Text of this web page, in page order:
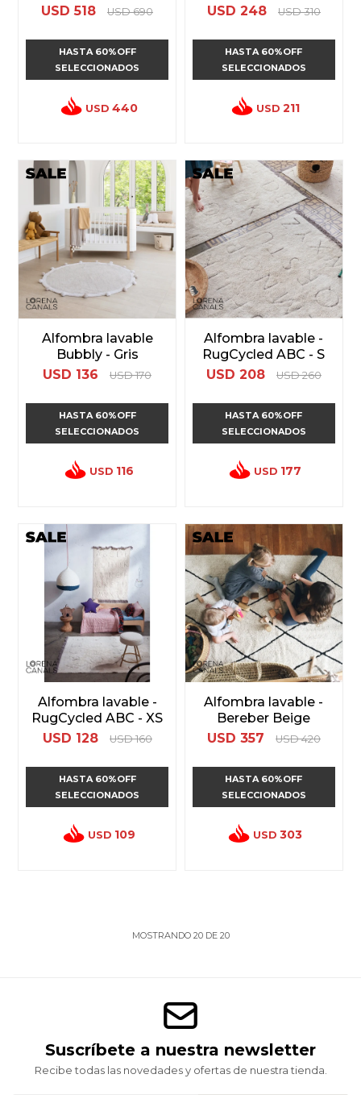
USD 518 USD 690
HASTA 60%OFF
SELECCIONADOS
USD 440
USD 248 USD 310
HASTA 60%OFF
SELECCIONADOS
USD 211
Alfombra lavable
Bubbly - Gris
USD 136 USD 170
HASTA 60%OFF
SELECCIONADOS
USD 116
Alfombra lavable -
RugCycled ABC - S
USD 208 USD 260
HASTA 60%OFF
SELECCIONADOS
USD 177
Alfombra lavable -
RugCycled ABC - XS
USD 128 USD 160
HASTA 60%OFF
SELECCIONADOS
USD 109
Alfombra lavable -
Bereber Beige
USD 357 USD 420
HASTA 60%OFF
SELECCIONADOS
USD 303
MOSTRANDO 20DE 20
Suscríbete a nuestra newsletter
Recibe todas las novedades y ofertas de nuestra tienda.